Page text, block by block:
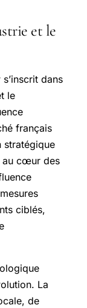
et le
dans
le
français
stratégique
au cœur des
ciblés,
La
de